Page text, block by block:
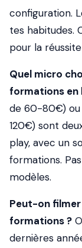
configuration.
tes habitudes.
pour la
Quel micro
formations en
de 60-80€) ou
120€) sont
play, avec un
formations.
modèles.
Peut-on
formations ?
dernières